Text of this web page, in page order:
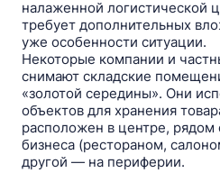
налаженной логистической
требует дополнительных
уже особенности ситуации.
Некоторые компании и
снимают складские
«золотой середины». Они
объектов для хранения
расположен в центре, рядом
бизнеса (рестораном,
другой — на периферии.